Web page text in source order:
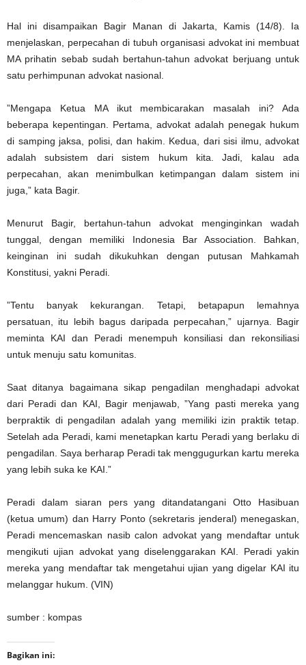
Hal ini disampaikan Bagir Manan di Jakarta, Kamis (14/8). Ia
menjelaskan, perpecahan di tubuh organisasi advokat ini membuat
MA prihatin sebab sudah bertahun-tahun advokat berjuang untuk
satu perhimpunan advokat nasional.
”Mengapa Ketua MA ikut membicarakan masalah ini? Ada
beberapa kepentingan. Pertama, advokat adalah penegak hukum
di samping jaksa, polisi, dan hakim. Kedua, dari sisi ilmu, advokat
adalah subsistem dari sistem hukum kita. Jadi, kalau ada
perpecahan, akan menimbulkan ketimpangan dalam sistem ini
juga,” kata Bagir.
Menurut Bagir, bertahun-tahun advokat menginginkan wadah
tunggal, dengan memiliki Indonesia Bar Association. Bahkan,
keinginan ini sudah dikukuhkan dengan putusan Mahkamah
Konstitusi, yakni Peradi.
”Tentu banyak kekurangan. Tetapi, betapapun lemahnya
persatuan, itu lebih bagus daripada perpecahan,” ujarnya. Bagir
meminta KAI dan Peradi menempuh konsiliasi dan rekonsiliasi
untuk menuju satu komunitas.
Saat ditanya bagaimana sikap pengadilan menghadapi advokat
dari Peradi dan KAI, Bagir menjawab, ”Yang pasti mereka yang
berpraktik di pengadilan adalah yang memiliki izin praktik tetap.
Setelah ada Peradi, kami menetapkan kartu Peradi yang berlaku di
pengadilan. Saya berharap Peradi tak menggugurkan kartu mereka
yang lebih suka ke KAI.”
Peradi dalam siaran pers yang ditandatangani Otto Hasibuan
(ketua umum) dan Harry Ponto (sekretaris jenderal) menegaskan,
Peradi mencemaskan nasib calon advokat yang mendaftar untuk
mengikuti ujian advokat yang diselenggarakan KAI. Peradi yakin
mereka yang mendaftar tak mengetahui ujian yang digelar KAI itu
melanggar hukum. (VIN)
sumber : kompas
Bagikan ini: